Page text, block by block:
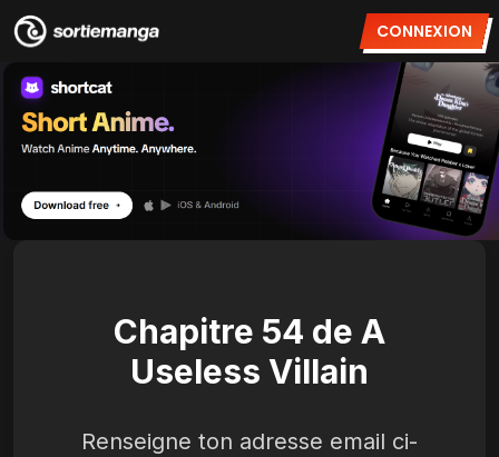
CONNEXION
Chapitre 54 de A
Useless Villain
Renseigne ton adresse email ci-